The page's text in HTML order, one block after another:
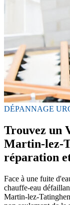
DÉPANNAGE
Trouvez un
Martin-lez-
réparation
Face à une fuite
chauffe-eau
Martin-lez-